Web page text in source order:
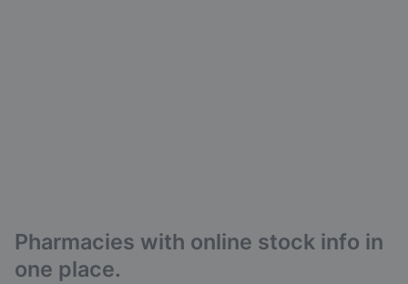
Pharmacies with online stock info in
one place.